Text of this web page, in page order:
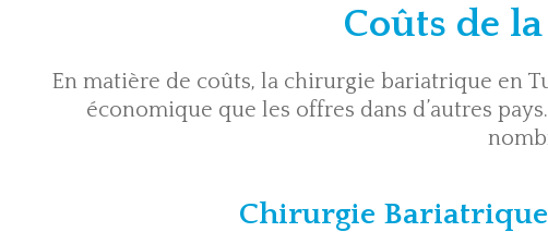
Coûts de
En matière de coûts, la chirurgie bariatrique en
économique que les offres dans d’autres
Chirurgie